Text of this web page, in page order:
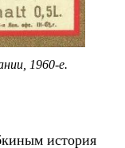
1960-е.
история